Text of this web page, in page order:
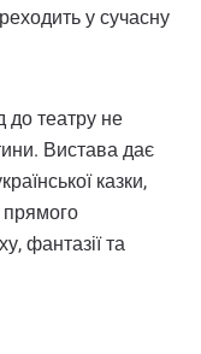
у сучасну
до театру не
Вистава дає
казки,
прямого
фантазії та